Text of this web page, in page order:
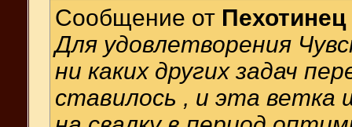
Сообщение от Пехотинец
Для удовлетворения
ни каких других задач
ставилось , и эта ветка